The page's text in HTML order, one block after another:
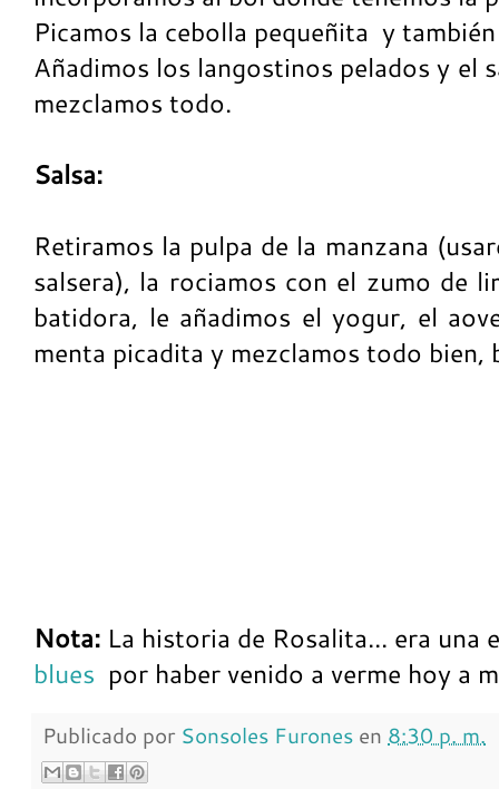
Picamos la cebolla pequeñita y
Añadimos los langostinos pelados y el
mezclamos todo.
Salsa:
Retiramos la pulpa de la manzana
salsera), la rociamos con el zumo de
batidora, le añadimos el yogur, el
menta picadita y mezclamos todo bien,
Nota: La historia de Rosalita... era una
blues por haber venido a verme hoy a
Publicado por Sonsoles Furones en 8:30 p. m.